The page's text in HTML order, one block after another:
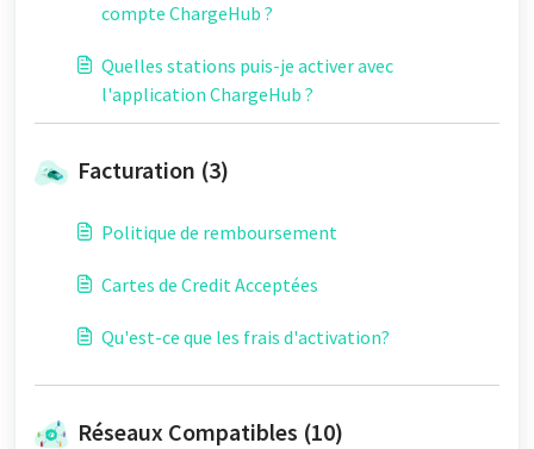
compte ChargeHub ?
Quelles stations puis-je activer avec
l'application ChargeHub ?
Facturation (3)
Politique de remboursement
Cartes de Credit Acceptées
Qu'est-ce que les frais d'activation?
Réseaux Compatibles (10)